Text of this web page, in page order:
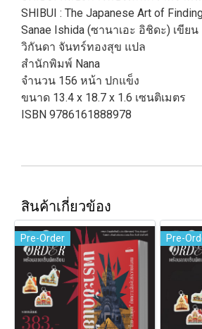
SHIBUI : The Japanese Art of
Sanae Ishida (ซานาเอะ อิชิดะ) เขียน
วิกันดา จันทร์ทองสุข แปล
สำนักพิมพ์ Nana
จำนวน 156 หน้า ปกแข็ง
ขนาด 13.4 x 18.7 x 1.6 เซนติเมตร
ISBN 9786161888978
สินค้าเกี่ยวข้อง
Pre-Order Pre-